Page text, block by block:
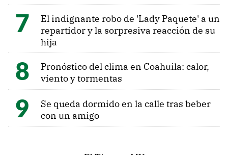
El indignante robo de 'Lady Paquete' a un
repartidor y la sorpresiva reacción de su
hija
Pronóstico del clima en Coahuila: calor,
viento y tormentas
Se queda dormido en la calle tras beber
con un amigo